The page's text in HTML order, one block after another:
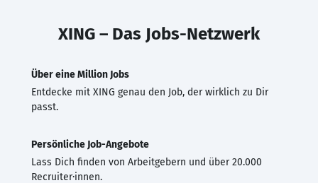
XING – Das Jobs-Netzwerk
Über eine Million Jobs
Entdecke mit XING genau den Job, der wirklich zu Dir
passt.
Persönliche Job-Angebote
Lass Dich finden von Arbeitgebern und über 20.000
Recruiter·innen.